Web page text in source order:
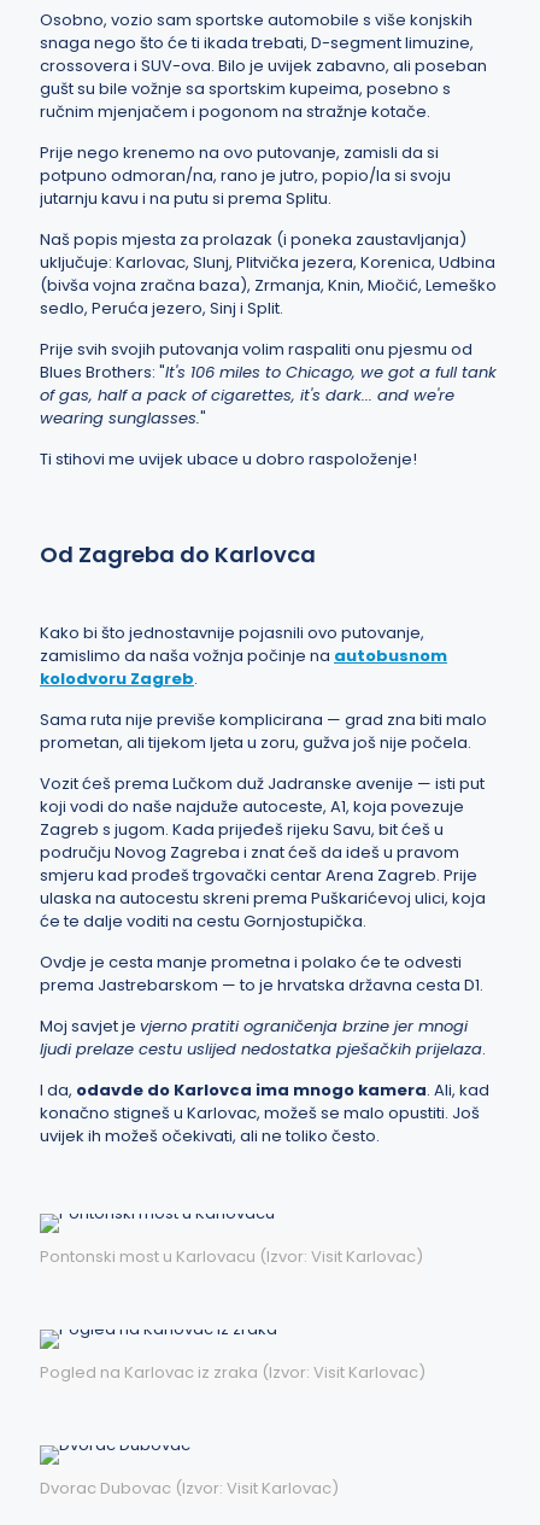
Osobno, vozio sam sportske automobile s više konjskih
snaga nego što će ti ikada trebati, D-segment limuzine,
crossovera i SUV-ova. Bilo je uvijek zabavno, ali poseban
gušt su bile vožnje sa sportskim kupeima, posebno s
ručnim mjenjačem i pogonom na stražnje kotače.
Prije nego krenemo na ovo putovanje, zamisli da si
potpuno odmoran/na, rano je jutro, popio/la si svoju
jutarnju kavu i na putu si prema Splitu.
Naš popis mjesta za prolazak (i poneka zaustavljanja)
uključuje: Karlovac, Slunj, Plitvička jezera, Korenica, Udbina
(bivša vojna zračna baza), Zrmanja, Knin, Miočić, Lemeško
sedlo, Peruća jezero, Sinj i Split.
Prije svih svojih putovanja volim raspaliti onu pjesmu od
Blues Brothers: "It's 106 miles to Chicago, we got a full tank
of gas, half a pack of cigarettes, it's dark... and we're
wearing sunglasses."
Ti stihovi me uvijek ubace u dobro raspoloženje!
Od Zagreba do Karlovca
Kako bi što jednostavnije pojasnili ovo putovanje,
zamislimo da naša vožnja počinje na autobusnom
kolodvoru Zagreb.
Sama ruta nije previše komplicirana — grad zna biti malo
prometan, ali tijekom ljeta u zoru, gužva još nije počela.
Vozit ćeš prema Lučkom duž Jadranske avenije — isti put
koji vodi do naše najduže autoceste, A1, koja povezuje
Zagreb s jugom. Kada prijeđeš rijeku Savu, bit ćeš u
području Novog Zagreba i znat ćeš da ideš u pravom
smjeru kad prođeš trgovački centar Arena Zagreb. Prije
ulaska na autocestu skreni prema Puškarićevoj ulici, koja
će te dalje voditi na cestu Gornjostupička.
Ovdje je cesta manje prometna i polako će te odvesti
prema Jastrebarskom — to je hrvatska državna cesta D1.
Moj savjet je vjerno pratiti ograničenja brzine jer mnogi
ljudi prelaze cestu uslijed nedostatka pješačkih prijelaza.
I da, odavde do Karlovca ima mnogo kamera. Ali, kad
konačno stigneš u Karlovac, možeš se malo opustiti. Još
uvijek ih možeš očekivati, ali ne toliko često.
Pontonski most u Karlovacu (Izvor: Visit Karlovac)
Pogled na Karlovac iz zraka (Izvor: Visit Karlovac)
Dvorac Dubovac (Izvor: Visit Karlovac)